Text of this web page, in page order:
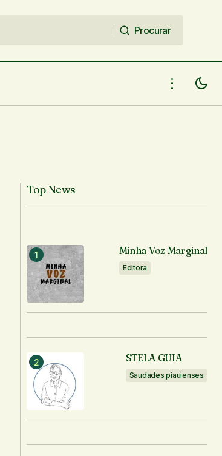
Procurar
Top News
Minha Voz Marginal
Editora
STELA GUIA
Saudades piauienses